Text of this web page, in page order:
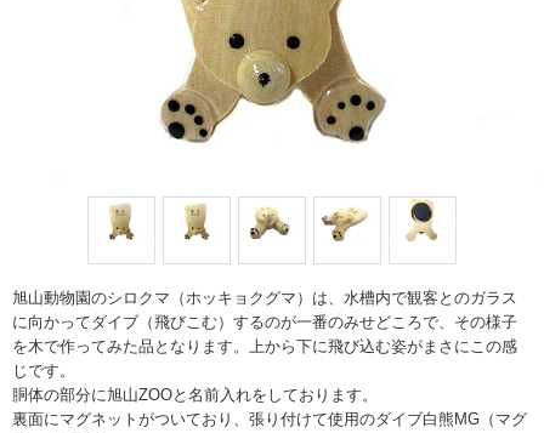
旭山動物園のシロクマ（ホッキョクグマ）は、水槽内で観客とのガラス
に向かってダイブ（飛びこむ）するのが一番のみせどころで、その様子
を木で作ってみた品となります。上から下に飛び込む姿がまさにこの感
じです。
胴体の部分に旭山ZOOと名前入れをしております。
裏面にマグネットがついており、張り付けて使用のダイブ白熊MG（マグ